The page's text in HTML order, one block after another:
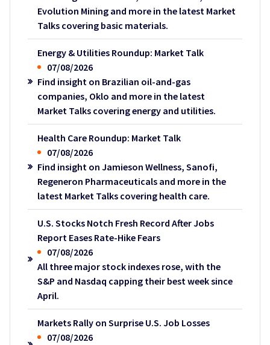
Evolution Mining and more in the latest Market
Talks covering basic materials.
Energy & Utilities Roundup: Market Talk
07/08/2026
Find insight on Brazilian oil-and-gas
companies, Oklo and more in the latest
Market Talks covering energy and utilities.
Health Care Roundup: Market Talk
07/08/2026
Find insight on Jamieson Wellness, Sanofi,
Regeneron Pharmaceuticals and more in the
latest Market Talks covering health care.
U.S. Stocks Notch Fresh Record After Jobs
Report Eases Rate-Hike Fears
07/08/2026
All three major stock indexes rose, with the
S&P and Nasdaq capping their best week since
April.
Markets Rally on Surprise U.S. Job Losses
07/08/2026